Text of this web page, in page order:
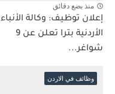
منذ بضع دقائق
إعلان توظيف: وكالة الأنباء
الأردنية بترا تعلن عن 9
شواغر...
وظائف في الاردن